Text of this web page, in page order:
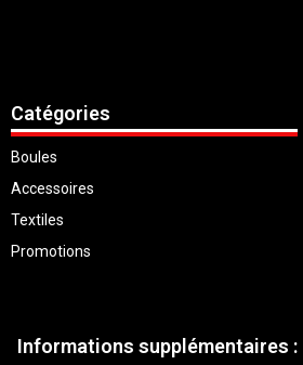
Catégories
Boules
Accessoires
Textiles
Promotions
Informations supplémentaires :